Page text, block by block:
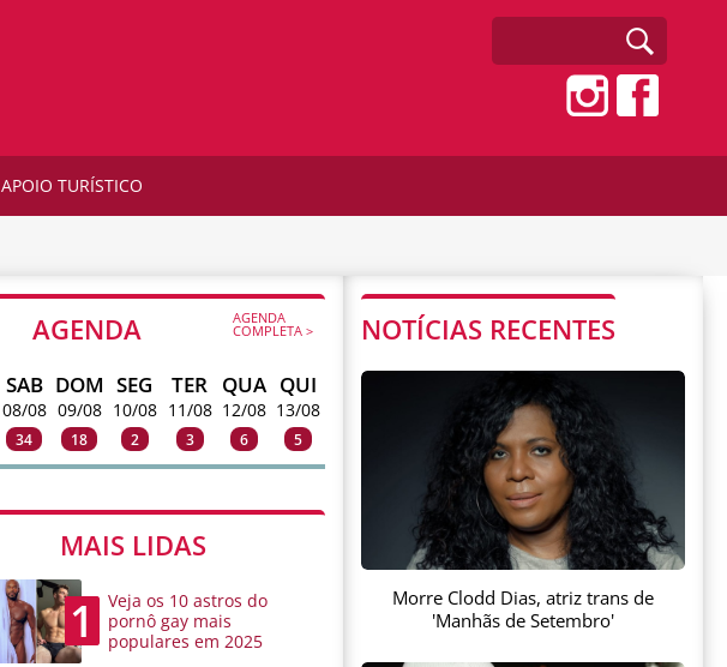
APOIO TURÍSTICO
AGENDA AGENDA
COMPLETA >
SAB
08/08
34
DOM
09/08
18
SEG
10/08
2
TER
11/08
3
QUA
12/08
6
QUI
13/08
5
MAIS LIDAS
1
Veja os 10 astros do
pornô gay mais
populares em 2025
NOTÍCIAS RECENTES
Morre Clodd Dias, atriz trans de
'Manhãs de Setembro'